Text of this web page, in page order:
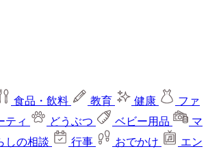
食品・飲料 教育 健康
ファ
ティ どうぶつ ベビー用品
マ
しの相談 行事 おでかけ
エン